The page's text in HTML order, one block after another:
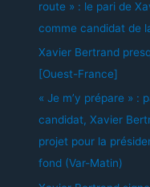
route » : le pari de
comme candidat de
Xavier Bertrand
[Ouest-France]
« Je m’y prépare » :
candidat, Xavier
projet pour la
fond (Var-Matin)